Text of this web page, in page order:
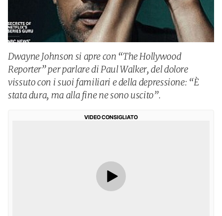
Dwayne Johnson si apre con “The Hollywood
Reporter” per parlare di Paul Walker, del dolore
vissuto con i suoi familiari e della depressione: “È
stata dura, ma alla fine ne sono uscito”.
VIDEO CONSIGLIATO